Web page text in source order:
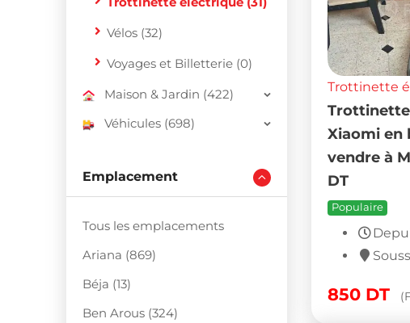
Vélos (32)
Voyages et Billetterie (0)
Maison & Jardin (422)
Véhicules (698)
Emplacement
Tous les emplacements
Ariana (869)
Béja (13)
Ben Arous (324)
Trottinette
Xiaomi en
vendre à
DT
Populaire
850 DT